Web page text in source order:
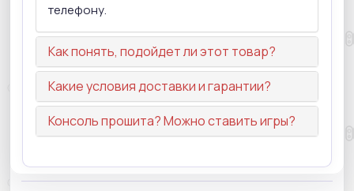
телефону.
Как понять, подойдет ли этот товар?
Какие условия доставки и гарантии?
Консоль прошита? Можно ставить игры?